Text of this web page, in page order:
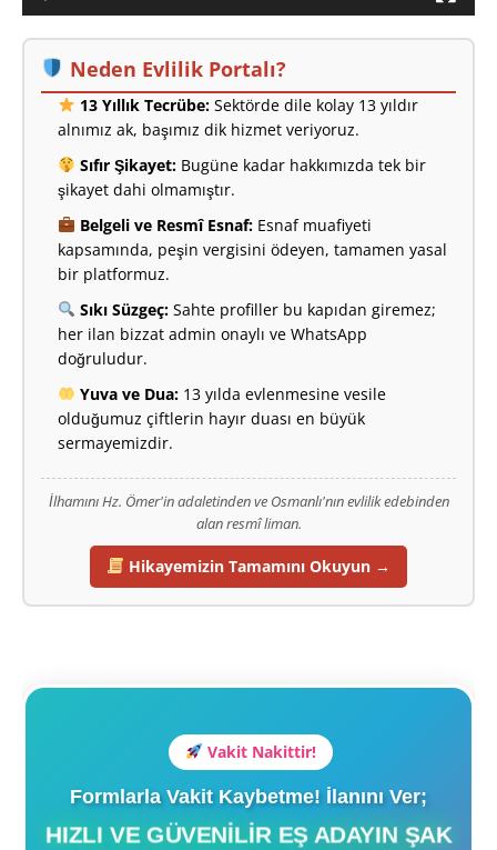
Neden Evlilik Portalı?
13 Yıllık Tecrübe:Sektörde dile kolay 13 yıldır
alnımız ak, başımız dik hizmet veriyoruz.
Sıfır Şikayet:Bugüne kadar hakkımızda tek bir
şikayet dahi olmamıştır.
Belgeli ve Resmî Esnaf:Esnaf muafiyeti
kapsamında, peşin vergisini ödeyen, tamamen yasal
bir platformuz.
Sıkı Süzgeç:Sahte profiller bu kapıdan giremez;
her ilan bizzat admin onaylı ve WhatsApp
doğruludur.
Yuva ve Dua:13 yılda evlenmesine vesile
olduğumuz çiftlerin hayır duası en büyük
sermayemizdir.
İlhamını Hz. Ömer'in adaletinden ve Osmanlı'nın evlilik edebinden
alan resmî liman.
Hikayemizin Tamamını Okuyun →
Vakit Nakittir!
Formlarla Vakit Kaybetme! İlanını Ver;
HIZLI VE GÜVENILIR EŞ ADAYIN ŞAK